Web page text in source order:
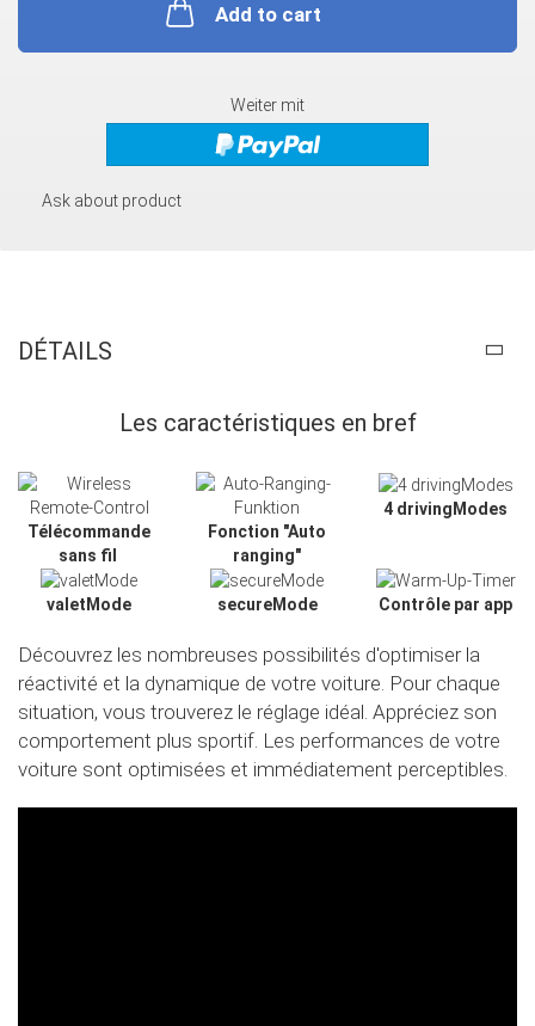
Add to cart
Weiter mit
Ask about product
DÉTAILS
Les caractéristiques en bref
Télécommande
sans fil
Fonction "Auto
ranging"
4 drivingModes
valetMode secureMode Contrôle par app
Découvrez les nombreuses possibilités d'optimiser la
réactivité et la dynamique de votre voiture. Pour chaque
situation, vous trouverez le réglage idéal. Appréciez son
comportement plus sportif. Les performances de votre
voiture sont optimisées et immédiatement perceptibles.
Slide02